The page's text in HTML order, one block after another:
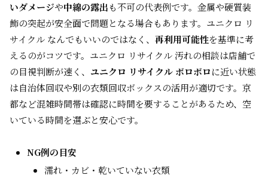
いダメージや中綿の露出も不可の代表例です。金属や硬質装
飾の突起が安全面で問題となる場合もあります。ユニクロ リ
サイクル なんでもいいのではなく、 再利用可能性を基準に考
えるのがコツです。ユニクロ リサイクル 汚れの相談は店舗で
の目視判断が速く、 ユニクロ リサイクル ボロボロに近い状態
は自治体回収や別の衣類回収ボックスの活用が適切です。京
都など混雑時間帯は確認に時間を要することがあるため、空
いている時間を選ぶと安心です。
NG例の目安
濡れ・カビ・乾いていない衣類